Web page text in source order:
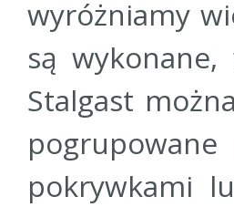
wyróżniamy
są wykonane,
Stalgast
pokrywkami